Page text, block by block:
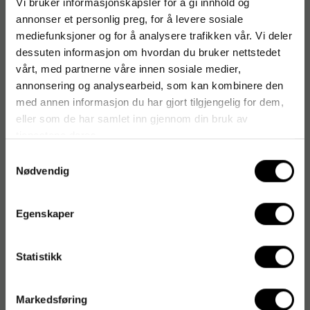
Vi bruker informasjonskapsler for å gi innhold og
annonser et personlig preg, for å levere sosiale
mediefunksjoner og for å analysere trafikken vår. Vi deler
dessuten informasjon om hvordan du bruker nettstedet
vårt, med partnerne våre innen sosiale medier,
annonsering og analysearbeid, som kan kombinere den
med annen informasjon du har gjort tilgjengelig for dem,
eller som de har samlet inn gjennom din bruk av
Nødvendig
Egenskaper
Statistikk
Markedsføring
- Nettovekt: 136g
- Passer til NESCAFÉ® Dolce Gusto® kaffemaskiner
- Inneholder 16 kapsler
Antal i förpackning: 16
Artikkelnummer
EAN: 8445290446244